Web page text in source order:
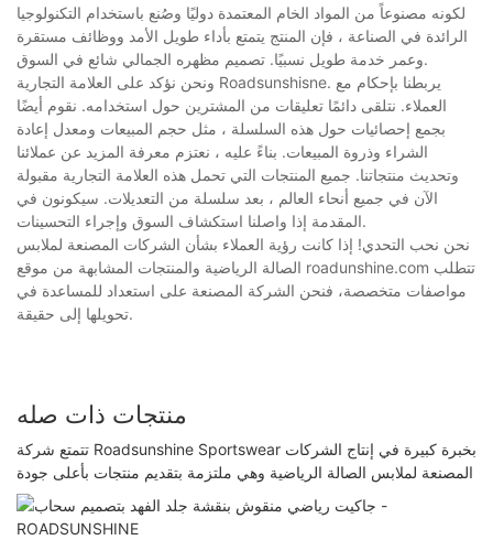
لكونه مصنوعاً من المواد الخام المعتمدة دوليًا وصُنع باستخدام التكنولوجيا
الرائدة في الصناعة ، فإن المنتج يتمتع بأداء طويل الأمد ووظائف مستقرة
وعمر خدمة طويل نسبيًا. تصميم مظهره الجمالي شائع في السوق.
ونحن نؤكد على العلامة التجارية Roadsunshisne. يربطنا بإحكام مع
العملاء. نتلقى دائمًا تعليقات من المشترين حول استخدامه. نقوم أيضًا
بجمع إحصائيات حول هذه السلسلة ، مثل حجم المبيعات ومعدل إعادة
الشراء وذروة المبيعات. بناءً عليه ، نعتزم معرفة المزيد عن عملائنا
وتحديث منتجاتنا. جميع المنتجات التي تحمل هذه العلامة التجارية مقبولة
الآن في جميع أنحاء العالم ، بعد سلسلة من التعديلات. سيكونون في
المقدمة إذا واصلنا استكشاف السوق وإجراء التحسينات.
نحن نحب التحدي! إذا كانت رؤية العملاء بشأن الشركات المصنعة لملابس
الصالة الرياضية والمنتجات المشابهة من موقع roadunshine.com تتطلب
مواصفات متخصصة، فنحن الشركة المصنعة على استعداد للمساعدة في
تحويلها إلى حقيقة.
منتجات ذات صله
تتمتع شركة Roadsunshine Sportswear بخبرة كبيرة في إنتاج الشركات
المصنعة لملابس الصالة الرياضية وهي ملتزمة بتقديم منتجات بأعلى جودة